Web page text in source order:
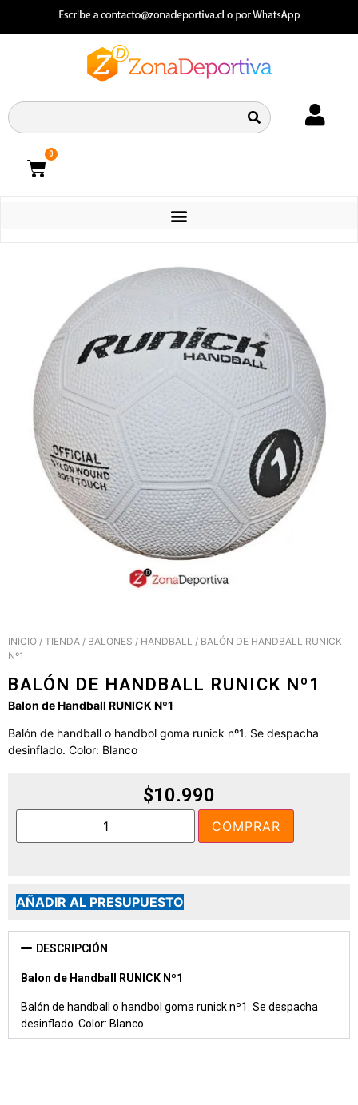
0
INICIO / TIENDA / BALONES / HANDBALL / BALÓN DE HANDBALL RUNICK
Nº1
BALÓN DE HANDBALL RUNICK Nº1
Balon de Handball RUNICK Nº1
Balón de handball o handbol goma runick nº1. Se despacha
desinflado. Color: Blanco
$10.990
COMPRAR
AÑADIR AL PRESUPUESTO
DESCRIPCIÓN
Balon de Handball RUNICK Nº1
Balón de handball o handbol goma runick nº1. Se despacha
desinflado. Color: Blanco